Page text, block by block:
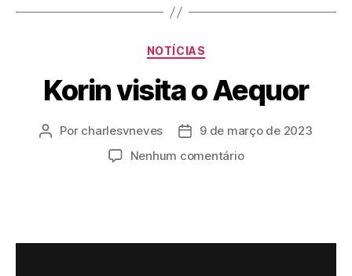
NOTÍCIAS
Korin visita o Aequor
Por charlesvneves
9 de março de 2023
Nenhum comentário